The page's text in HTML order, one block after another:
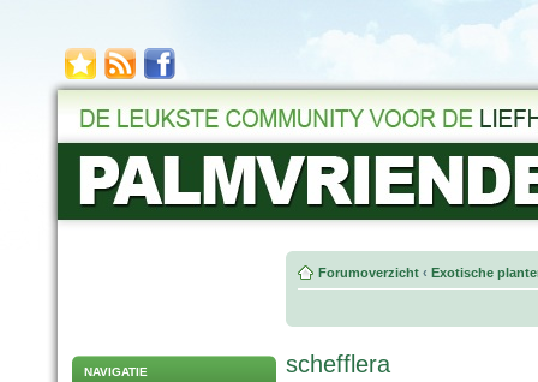
NAVIGATIE
Forumoverzicht ‹ Exotische
schefflera